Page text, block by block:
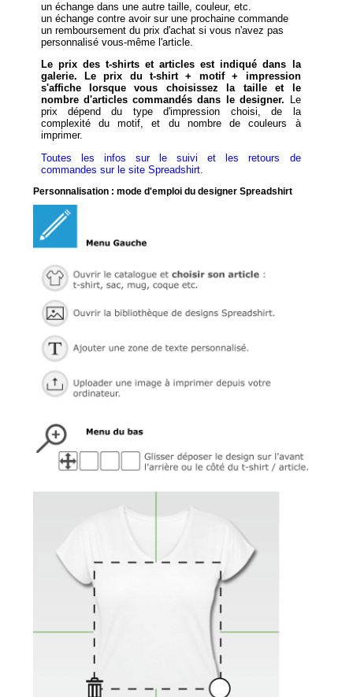
un échange dans une autre taille, couleur, etc.
un échange contre avoir sur une prochaine commande
un remboursement du prix d'achat si vous n'avez pas
personnalisé vous-même l'article.
Le prix des t-shirts et articles est indiqué dans la
galerie. Le prix du t-shirt + motif + impression
s'affiche lorsque vous choisissez la taille et le
nombre d'articles commandés dans le designer. Le
prix dépend du type d'impression choisi, de la
complexité du motif, et du nombre de couleurs à
imprimer.
Toutes les infos sur le suivi et les retours de
commandes sur le site Spreadshirt.
Personnalisation : mode d'emploi du designer Spreadshirt